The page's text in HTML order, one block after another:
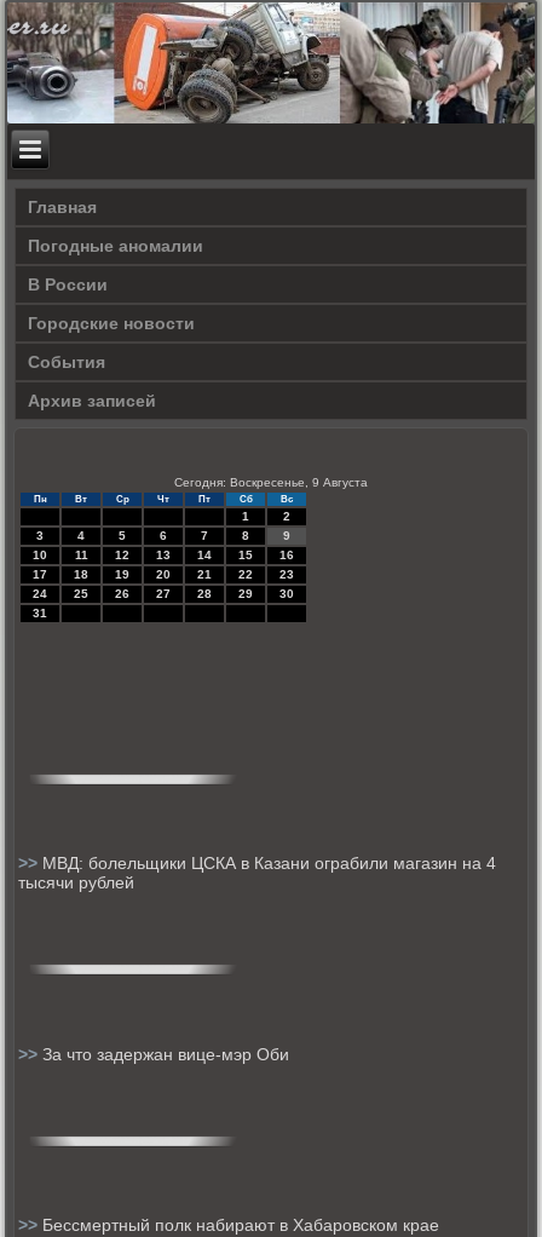
Главная
Погодные аномалии
В России
Городские новости
События
Архив записей
Сегодня: Воскресенье, 9 Августа
Пн Вт Ср Чт Пт Сб Вс
1
2
3
4 5 6 7 8
9
10
11 12 13 14 15
16
17
18 19 20 21 22
23
24
25 26 27 28 29
30
31
>> МВД: болельщики ЦСКА в Казани ограбили магазин на 4
тысячи рублей
>>За что задержан вице-мэр Оби
>> Бессмертный полк набирают в Хабаровском крае